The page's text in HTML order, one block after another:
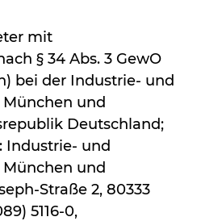
mit
§ 34 Abs. 3 GewO
bei der Industrie- und
und
Deutschland;
Industrie- und
und
Straße 2, 80333
5116-0,